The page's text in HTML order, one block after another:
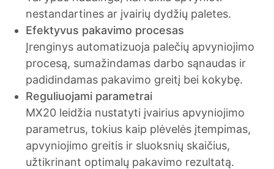
nestandartines ar įvairių dydžių paletes.
Efektyvus pakavimo procesas
Įrenginys automatizuoja palečių apvyniojimo
procesą, sumažindamas darbo sąnaudas ir
padidindamas pakavimo greitį bei kokybę.
Reguliuojami parametrai
MX20 leidžia nustatyti įvairius apvyniojimo
parametrus, tokius kaip plėvelės įtempimas,
apvyniojimo greitis ir sluoksnių skaičius,
užtikrinant optimalų pakavimo rezultatą.